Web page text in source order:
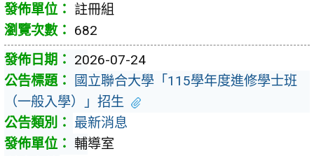
註冊組
682
2026-07-24
國立聯合大學「115學年度進修學士班
（一般入學）」招生
最新消息
輔導室